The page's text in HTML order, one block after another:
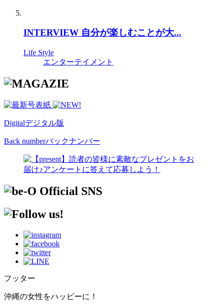
INTERVIEW 自分が楽しむことが大...
Life Style
エンターテイメント
Digitalデジタル版
Back numberバックナンバー
フッター
沖縄の女性をハッピーに！